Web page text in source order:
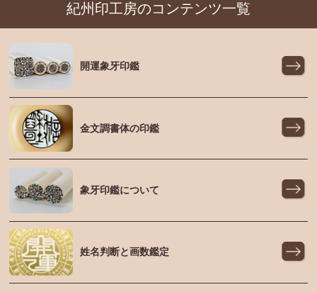
紀州印工房のコンテンツ一覧
開運象牙印鑑
金文調書体の印鑑
象牙印鑑について
姓名判断と画数鑑定